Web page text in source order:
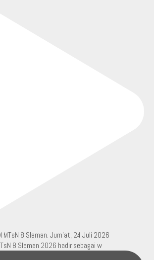
8 Sleman 2026 hadir sebagai w